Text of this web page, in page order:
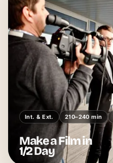
Int. & Ext. 210–240 min
Make a Film in
1/2 Day